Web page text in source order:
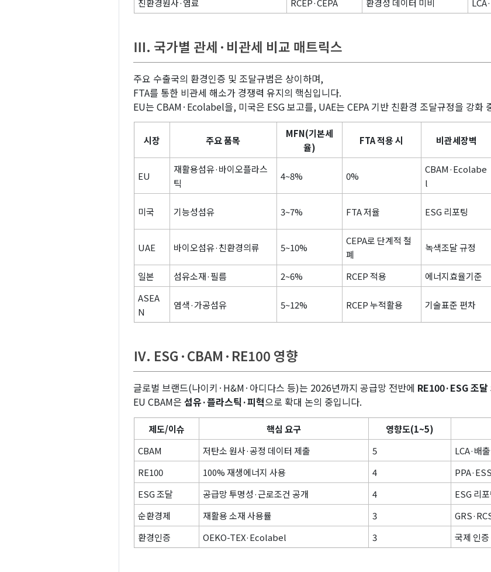
친환경원사·염료
RCEP·CEPA 환경성 데이터 미비
Ⅲ. 국가별 관세·비관세 비교 매트릭스
주요 수출국의 환경인증 및 조달규범은 상이하며,
FTA를 통한 비관세 해소가 경쟁력 유지의 핵심입니다.
EU는 CBAM·Ecolabel을, 미국은 ESG 보고를, UAE는 CEPA 기반 친환경 조달규정을 강화
시장 주요 품목
MFN(기본세
율)
FTA 적용 시 비관세장벽
EU
재활용섬유·바이오플라스
틱
4~8% 0%
CBAM·Ecolabe
l
미국 기능성섬유 3~7% FTA 저율 ESG 리포팅
UAE 바이오섬유·친환경의류 5~10%
CEPA로 단계적 철
폐
녹색조달 규정
일본 섬유소재·필름 2~6% RCEP 적용 에너지효율기준
ASEA
N
염색·가공섬유 5~12% RCEP 누적활용 기술표준 편차
Ⅳ. ESG·CBAM·RE100 영향
글로벌 브랜드(나이키·H&M·아디다스 등)는 2026년까지 공급망 전반에 RE100·ESG 조달
EU CBAM은섬유·플라스틱·피혁으로 확대 논의 중입니다.
제도/이슈 핵심 요구 영향도(1~5)
CBAM
저탄소 원사·공정 데이터 제출 5
LCA·배
RE100
100% 재생에너지 사용 4
ESG 조달
공급망 투명성·근로조건 공개 4
ESG 리
순환경제
재활용 소재 사용률 3
환경인증
OEKO-TEX·Ecolabel 3 국제 인